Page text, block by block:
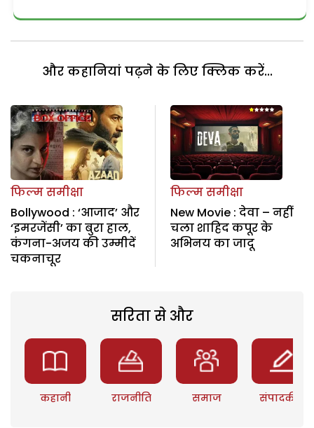
और कहानियां पढ़ने के लिए क्लिक करें...
फिल्म समीक्षा
Bollywood : ‘आजाद’ और
‘इमरजेंसी’ का बुरा हाल,
कंगना-अजय की उम्मीदें
चकनाचूर
फिल्म समीक्षा
New Movie : देवा – नहीं
चला शाहिद कपूर के
अभिनय का जादू
सरिता से और
कहानी राजनीति समाज संपादकीय